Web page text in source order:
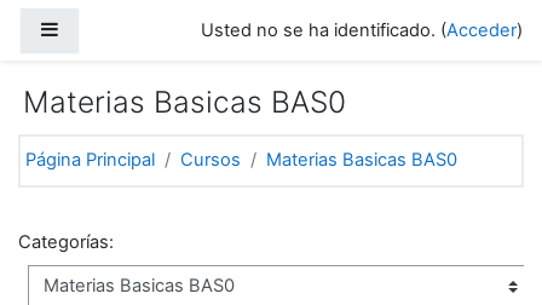
Usted no se ha identificado. (Acceder)
Materias Basicas BAS0
Página Principal Cursos Materias Basicas BAS0
Categorías: